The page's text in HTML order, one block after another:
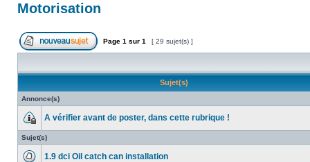
Motorisation
Page 1 sur 1 [ 29 sujet(s) ]
Sujet(s)
Annonce(s)
A vérifier avant de poster, dans cette rubrique !
Sujet(s)
1.9 dci Oil catch can installation